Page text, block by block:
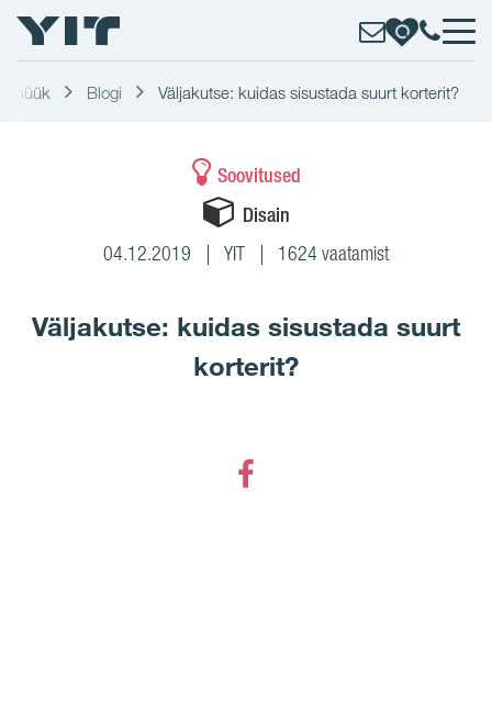
müük Blogi Väljakutse: kuidas sisustada suurt korterit?
Soovitused
Disain
04.12.2019 YIT 1624 vaatamist
Väljakutse: kuidas sisustada suurt
korterit?